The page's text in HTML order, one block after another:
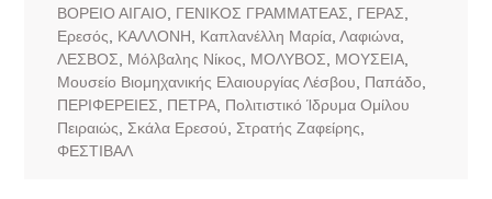
ΒΟΡΕΙΟ ΑΙΓΑΙΟ
ΓΕΝΙΚΟΣ ΓΡΑΜΜΑΤΕΑΣ ΓΕΡΑΣ
Ερεσός
ΚΑΛΛΟΝΗ Καπλανέλλη Μαρία, Λαφιώνα,
ΛΕΣΒΟΣ
Μόλβαλης Νίκος ΜΟΛΥΒΟΣ ΜΟΥΣΕΙΑ,
Μουσείο Βιομηχανικής Ελαιουργίας Λέσβου
Παπάδο
ΠΕΡΙΦΕΡΕΙΕΣ
ΠΕΤΡΑ, Πολιτιστικό Ίδρυμα Ομίλου
Πειραιώς
Σκάλα Ερεσού Στρατής Ζαφείρης
ΦΕΣΤΙΒΑΛ